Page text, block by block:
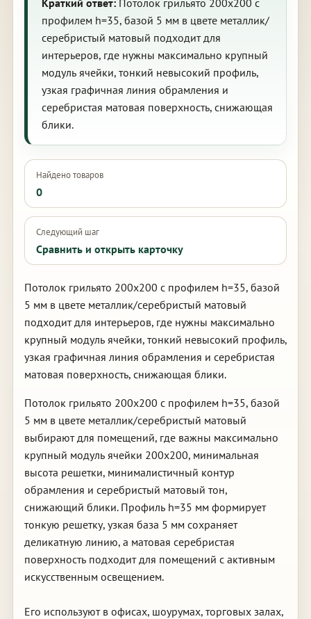
Краткий ответ:Потолок грильято 200х200 с
профилем h=35, базой 5 мм в цвете металлик/
серебристый матовый подходит для
интерьеров, где нужны максимально крупный
модуль ячейки, тонкий невысокий профиль,
узкая графичная линия обрамления и
серебристая матовая поверхность, снижающая
блики.
Найдено товаров
0
Следующий шаг
Сравнить и открыть карточку
Потолок грильято 200х200 с профилем h=35, базой
5 мм в цвете металлик/серебристый матовый
подходит для интерьеров, где нужны максимально
крупный модуль ячейки, тонкий невысокий профиль,
узкая графичная линия обрамления и серебристая
матовая поверхность, снижающая блики.
Потолок грильято 200х200 с профилем h=35, базой
5 мм в цвете металлик/серебристый матовый
выбирают для помещений, где важны максимально
крупный модуль ячейки 200х200, минимальная
высота решетки, минималистичный контур
обрамления и серебристый матовый тон,
снижающий блики. Профиль h=35 мм формирует
тонкую решетку, узкая база 5 мм сохраняет
деликатную линию, а матовая серебристая
поверхность подходит для помещений с активным
искусственным освещением.
Его используют в офисах, шоурумах, торговых залах,